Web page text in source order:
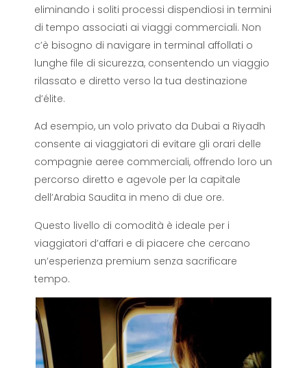
eliminando i soliti processi dispendiosi in termini
di tempo associati ai viaggi commerciali. Non
c’è bisogno di navigare in terminal affollati o
lunghe file di sicurezza, consentendo un viaggio
rilassato e diretto verso la tua destinazione
d’élite.
Ad esempio, un volo privato da Dubai a Riyadh
consente ai viaggiatori di evitare gli orari delle
compagnie aeree commerciali, offrendo loro un
percorso diretto e agevole per la capitale
dell’Arabia Saudita in meno di due ore.
Questo livello di comodità è ideale per i
viaggiatori d’affari e di piacere che cercano
un’esperienza premium senza sacrificare
tempo.